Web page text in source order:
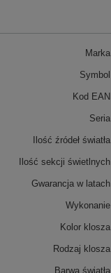
Marka
Symbol
Kod EAN
Seria
Ilość źródeł światła
Ilość sekcji świetlnych
Gwarancja w latach
Wykonanie
Kolor klosza
Rodzaj klosza
Barwa światła